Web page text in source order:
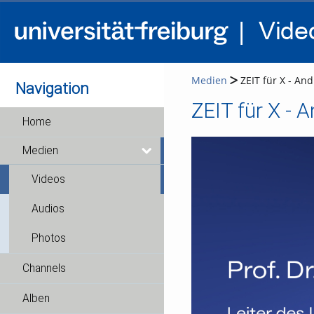
Navigation
Home
Medien
Videos
Audios
Photos
Channels
Alben
Medien ZEIT für X -
ZEIT für X -